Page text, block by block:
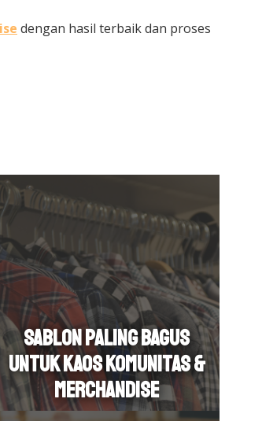
dengan hasil terbaik dan proses
Sablon Paling Bagus
untuk Kaos Komunitas &
Merchandise